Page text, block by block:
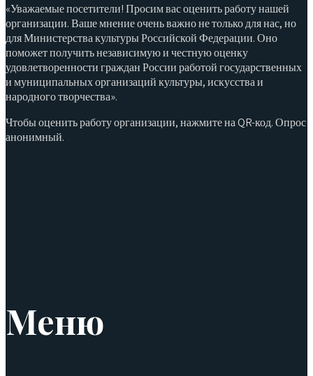
«Уважаемые посетители! Просим вас оценить работу нашей
организации. Ваше мнение очень важно не только для нас, но
для Министерства культуры Российской Федерации. Оно
поможет получить независимую и честную оценку
удовлетворенности граждан России работой государственных
и муниципальных организаций культуры, искусства и
народного творчества».
Чтобы оценить работу организации, нажмите на QR-код. Опрос
анонимный.
Меню